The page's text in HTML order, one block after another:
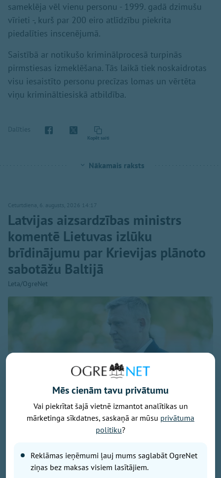
sameklēja vēl vienu personu - 1999. gadā dzimušu
vīrieti -, kurš par 200 eiro atlīdzību piekrita
piedalīties inscenējumā.
Saistībā ar notikušo kriminālprocesā turpinās
pirmstiesas izmeklēšana. Tās laikā tiek noskaidrotas
visu iesaistīto personu precīzas lomas un vērtēta
viņu krimināltiesiskā atbildība.
Dalīties
Kopēt saiti
Nākamais raksts
Ceturtdiena, 6. augusts, 2026 14:17
Latvijas aizsardzības ministrs
komentē Lietuvas izlūku
brīdinājumu par Krievijas plānoto
sabotāžu Baltijā
Leta/OgreNet
Foto: Armīns Janiks/Aizsardzības ministrija
uzbrukumus kritiskajai infrastruktūrai Baltijas valstīs,
izmantojot Ukrainas dronus, Latvijas aizsardzības
ministrs Raivis Melnis šodien Latvijas Radio
Mēs cienām tavu privātumu
Vai piekrītat šajā vietnē izmantot analītikas un
mārketinga sīkdatnes, saskaņā ar mūsu privātuma
politiku?
Reklāmas ieņēmumi ļauj mums saglabāt OgreNet
ziņas bez maksas visiem lasītājiem.